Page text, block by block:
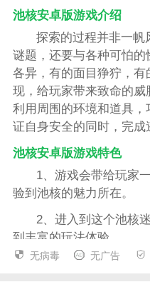
池核安卓版游戏介绍
探索的过程并非一帆
谜题，还要与各种可怕
各异，有的面目狰狞，
现，给玩家带来致命的威
利用周围的环境和道具
证自身安全的同时，完成
池核安卓版游戏特色
1、游戏会带给玩家
验到池核的魅力所在。
2、进入到这个池核
到丰富的玩法体验。
3、游戏的画面表现
无病毒 无广告